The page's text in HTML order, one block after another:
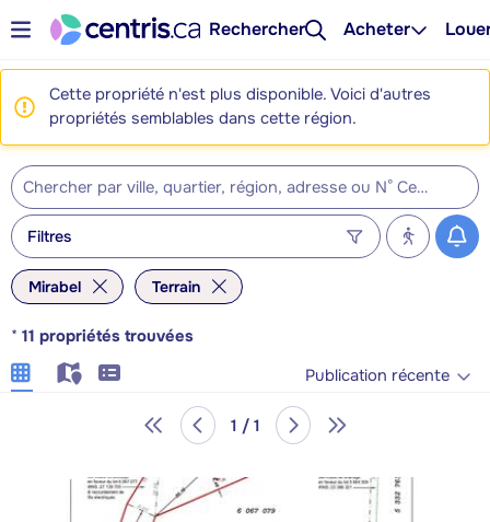
Rechercher Acheter
Cette propriété n'est plus disponible. Voici d'autres
propriétés semblables dans cette région.
Filtres
Mirabel Terrain
* 11 propriétés trouvées
Publication récente
1 / 1